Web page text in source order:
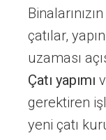
çatılar,
uzaması
Çatı yapımı
gerektiren
yeni çatı